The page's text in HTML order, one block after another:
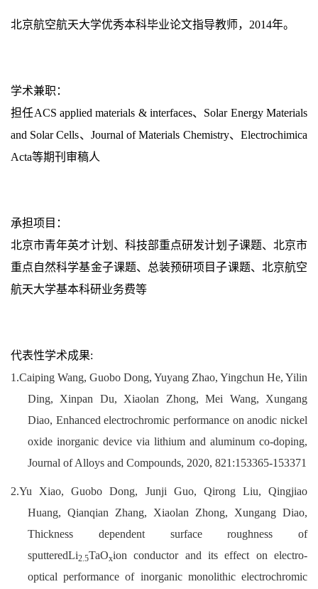
北京航空航天大学优秀本科毕业论文指导教师，2014年。
学术兼职：
担任ACS applied materials & interfaces、Solar Energy Materials
and Solar Cells、Journal of Materials Chemistry、Electrochimica
Acta等期刊审稿人
承担项目：
北京市青年英才计划、科技部重点研发计划子课题、北京市
重点自然科学基金子课题、总装预研项目子课题、北京航空
航天大学基本科研业务费等
代表性学术成果:
1.Caiping Wang, Guobo Dong, Yuyang Zhao, Yingchun He, Yilin
Ding, Xinpan Du, Xiaolan Zhong, Mei Wang, Xungang
Diao, Enhanced electrochromic performance on anodic nickel
oxide inorganic device via lithium and aluminum co-doping,
Journal of Alloys and Compounds, 2020, 821:153365-153371
2.Yu Xiao, Guobo Dong, Junji Guo, Qirong Liu, Qingjiao
Huang, Qianqian Zhang, Xiaolan Zhong, Xungang Diao,
Thickness dependent surface roughness of
sputteredLi2.5TaOxion conductor and its effect on electro-
optical performance of inorganic monolithic electrochromic